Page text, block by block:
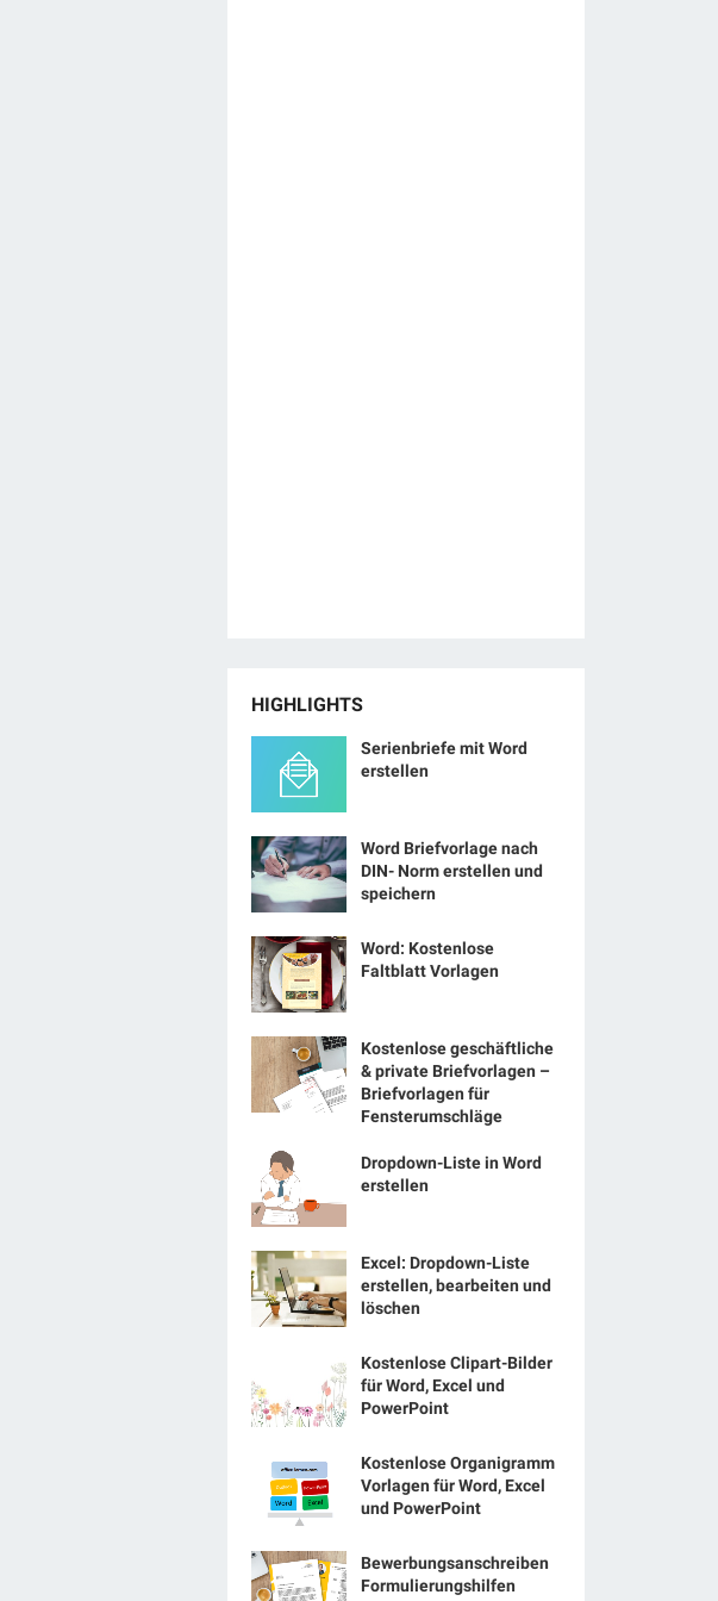
HIGHLIGHTS
Serienbriefe mit Word
erstellen
Word Briefvorlage nach
DIN- Norm erstellen und
speichern
Word: Kostenlose
Faltblatt Vorlagen
Kostenlose geschäftliche
& private Briefvorlagen –
Briefvorlagen für
Fensterumschläge
Dropdown-Liste in Word
erstellen
Excel: Dropdown-Liste
erstellen, bearbeiten und
löschen
Kostenlose Clipart-Bilder
für Word, Excel und
PowerPoint
Kostenlose Organigramm
Vorlagen für Word, Excel
und PowerPoint
Bewerbungsanschreiben
Formulierungshilfen